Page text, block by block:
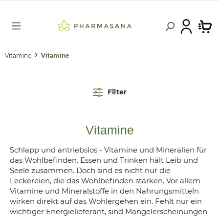
Vitamine Vitamine
Filter
Vitamine
Schlapp und antriebslos - Vitamine und Mineralien für
das Wohlbefinden. Essen und Trinken hält Leib und
Seele zusammen. Doch sind es nicht nur die
Leckereien, die das Wohlbefinden stärken. Vor allem
Vitamine und Mineralstoffe in den Nahrungsmitteln
wirken direkt auf das Wohlergehen ein. Fehlt nur ein
wichtiger Energielieferant, sind Mangelerscheinungen